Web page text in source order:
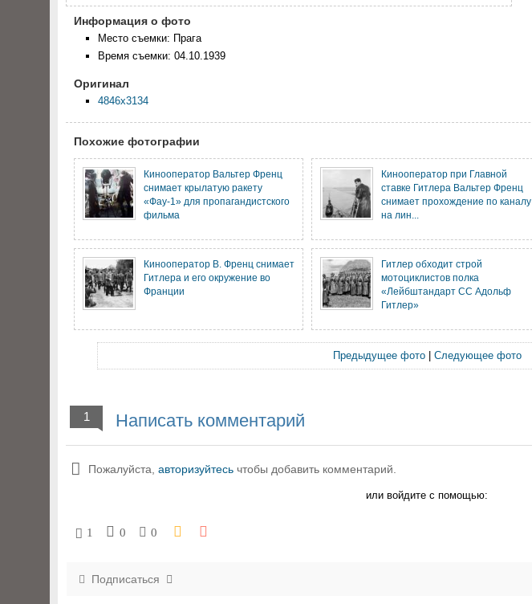
Информация о фото
Место съемки: Прага
Время съемки: 04.10.1939
Оригинал
4846x3134
Похожие фотографии
Кинооператор Вальтер Френц
снимает крылатую ракету
«Фау-1» для пропагандистского
фильма
Кинооператор при Главной
ставке Гитлера Вальтер Френц
снимает прохождение по каналу
на лин...
Кинооператор В. Френц снимает
Гитлера и его окружение во
Франции
Гитлер обходит строй
мотоциклистов полка
«Лейбштандарт СС Адольф
Гитлер»
Предыдущее фото| Следующее фото
1 Написать комментарий
Пожалуйста, авторизуйтесь чтобы добавить комментарий.
или войдите с помощью:
1 0 0
Подписаться